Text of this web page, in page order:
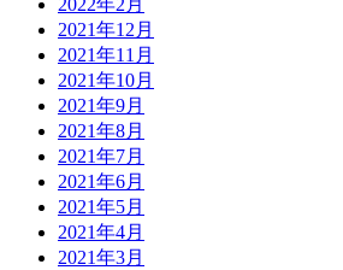
2022年2月
2021年12月
2021年11月
2021年10月
2021年9月
2021年8月
2021年7月
2021年6月
2021年5月
2021年4月
2021年3月